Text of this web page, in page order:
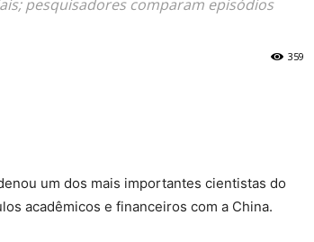
pesquisadores comparam episódios
359
um dos mais importantes cientistas do
acadêmicos e financeiros com a China.